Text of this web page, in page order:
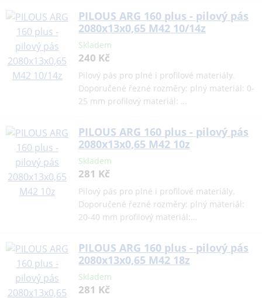
PILOUS ARG 160 plus - pilový pás
2080x13x0,65 M42 10/14z
Skladem
240 Kč
Pilový pás pro plné i profilové materiály.
Doporučené řezné rozměry: plný materiál: 0-
25 mm profilový materiál: …
PILOUS ARG 160 plus - pilový pás
2080x13x0,65 M42 10z
Skladem
281 Kč
Pilový pás pro plné i profilové materiály.
Doporučené řezné rozměry: plný materiál:
20-40 mm profilový materiál:…
PILOUS ARG 160 plus - pilový pás
2080x13x0,65 M42 18z
Skladem
281 Kč